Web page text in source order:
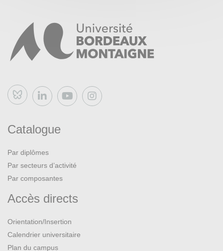
Bluesky
Catalogue
Par diplômes
Par secteurs d’activité
Par composantes
Accès directs
Orientation/Insertion
Calendrier universitaire
Plan du campus